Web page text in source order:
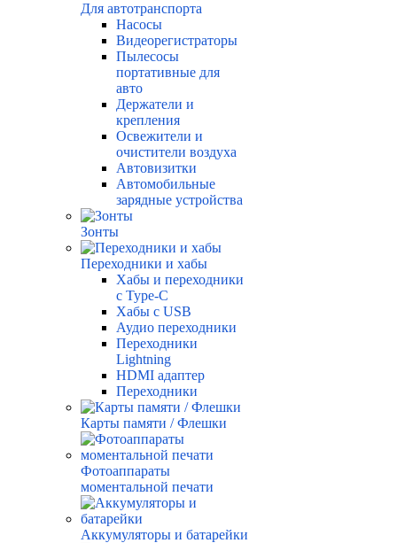
Для автотранспорта
Насосы
Видеорегистраторы
Пылесосы
портативные для
авто
Держатели и
крепления
Освежители и
очистители воздуха
Автовизитки
Автомобильные
зарядные устройства
Зонты
Переходники и хабы
Хабы и переходники
с Type-C
Хабы с USB
Аудио переходники
Переходники
Lightning
HDMI адаптер
Переходники
Карты памяти / Флешки
Фотоаппараты
моментальной печати
Аккумуляторы и батарейки